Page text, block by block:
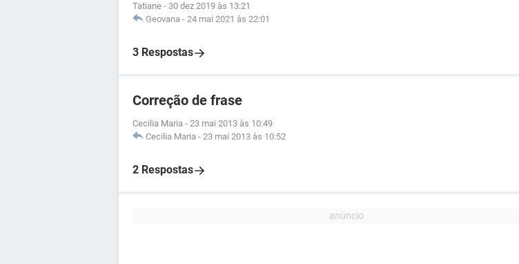
Tatiane - 30 dez 2019 às 13:21
Geovana - 24 mai 2021 às 22:01
3 Respostas
Correção de frase
Cecilia Maria - 23 mai 2013 às 10:49
Cecilia Maria - 23 mai 2013 às 10:52
2 Respostas